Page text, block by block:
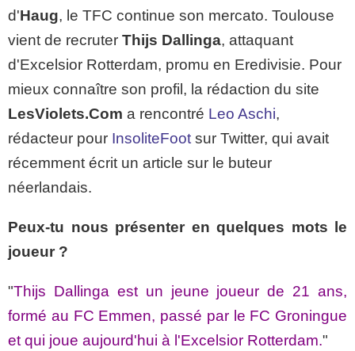
d'Haug, le TFC continue son mercato. Toulouse
vient de recruter Thijs Dallinga, attaquant
d'Excelsior Rotterdam, promu en Eredivisie. Pour
mieux connaître son profil, la rédaction du site
LesViolets.Com a rencontré Leo Aschi,
rédacteur pour InsoliteFoot sur Twitter, qui avait
récemment écrit un article sur le buteur
néerlandais.
Peux-tu nous présenter en quelques mots le
joueur ?
"Thijs Dallinga est un jeune joueur de 21 ans,
formé au FC Emmen, passé par le FC Groningue
et qui joue aujourd'hui à l'Excelsior Rotterdam."